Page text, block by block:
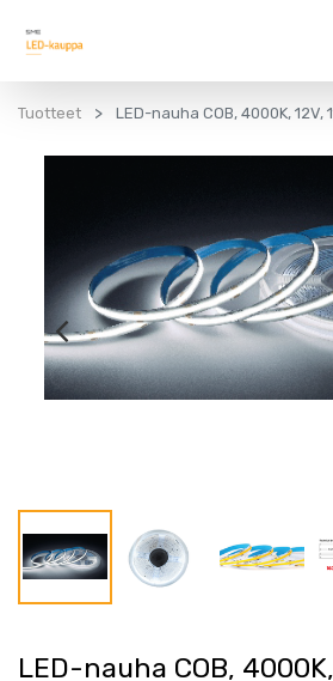
Tuotteet LED-nauha COB, 4000K, 12V,
LED-nauha COB, 4000K,